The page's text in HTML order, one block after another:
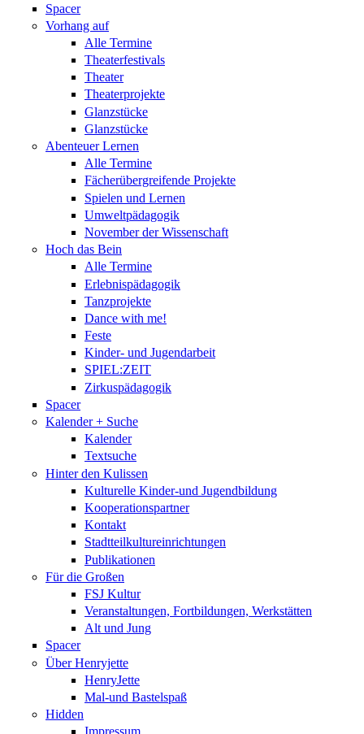
Spacer
Vorhang auf
Alle Termine
Theaterfestivals
Theater
Theaterprojekte
Glanzstücke
Glanzstücke
Abenteuer Lernen
Alle Termine
Fächerübergreifende Projekte
Spielen und Lernen
Umweltpädagogik
November der Wissenschaft
Hoch das Bein
Alle Termine
Erlebnispädagogik
Tanzprojekte
Dance with me!
Feste
Kinder- und Jugendarbeit
SPIEL:ZEIT
Zirkuspädagogik
Spacer
Kalender + Suche
Kalender
Textsuche
Hinter den Kulissen
Kulturelle Kinder-und Jugendbildung
Kooperationspartner
Kontakt
Stadtteilkultureinrichtungen
Publikationen
Für die Großen
FSJ Kultur
Veranstaltungen, Fortbildungen, Werkstätten
Alt und Jung
Spacer
Über Henryjette
HenryJette
Mal-und Bastelspaß
Hidden